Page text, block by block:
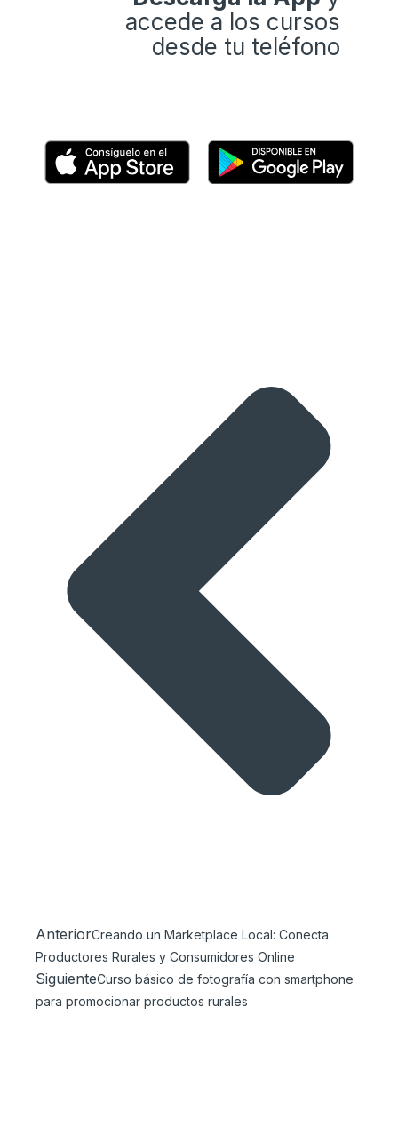
accede a los cursos
desde tu teléfono
AnteriorCreando un Marketplace Local: Conecta
Productores Rurales y Consumidores Online
SiguienteCurso básico de fotografía con smartphone
para promocionar productos rurales